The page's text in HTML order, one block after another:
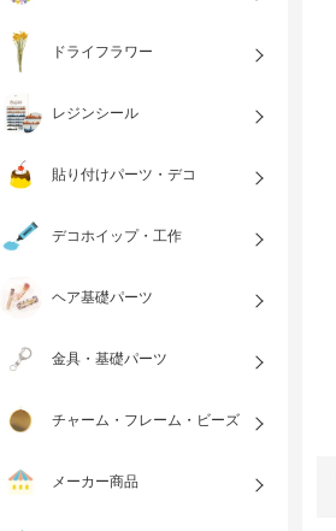
ドライフラワー
レジンシール
貼り付けパーツ・デコ
デコホイップ・工作
ヘア基礎パーツ
金具・基礎パーツ
チャーム・フレーム・ビーズ
メーカー商品